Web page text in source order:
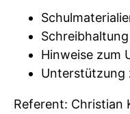
Hinweise zum
Unterstützung
Referent: Christian